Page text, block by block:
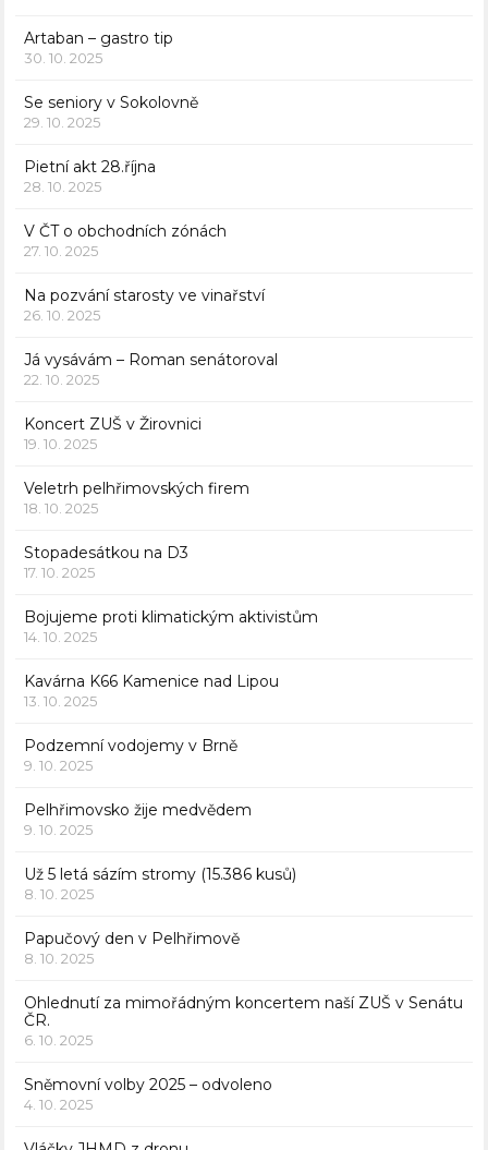
Artaban – gastro tip
30. 10. 2025
Se seniory v Sokolovně
29. 10. 2025
Pietní akt 28.října
28. 10. 2025
V ČT o obchodních zónách
27. 10. 2025
Na pozvání starosty ve vinařství
26. 10. 2025
Já vysávám – Roman senátoroval
22. 10. 2025
Koncert ZUŠ v Žirovnici
19. 10. 2025
Veletrh pelhřimovských firem
18. 10. 2025
Stopadesátkou na D3
17. 10. 2025
Bojujeme proti klimatickým aktivistům
14. 10. 2025
Kavárna K66 Kamenice nad Lipou
13. 10. 2025
Podzemní vodojemy v Brně
9. 10. 2025
Pelhřimovsko žije medvědem
9. 10. 2025
Už 5 letá sázím stromy (15.386 kusů)
8. 10. 2025
Papučový den v Pelhřimově
8. 10. 2025
Ohlednutí za mimořádným koncertem naší ZUŠ v Senátu
ČR.
6. 10. 2025
Sněmovní volby 2025 – odvoleno
4. 10. 2025